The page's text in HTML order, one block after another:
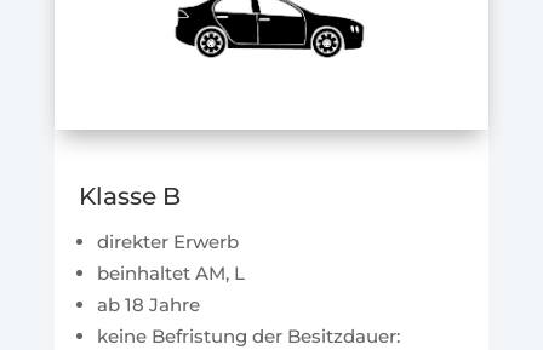
Klasse B
direkter Erwerb
beinhaltet AM, L
ab 18 Jahre
keine Befristung der Besitzdauer: